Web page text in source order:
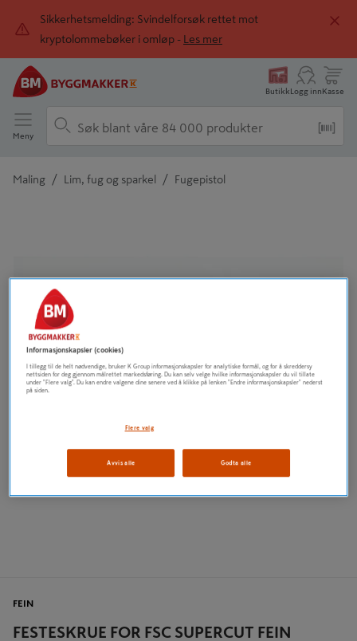
Sikkerhetsmelding: Svindelforsøk rettet mot
kryptolommebøker i omløp -
Les mer
ButikkLogg innKasse
Meny
Maling / Lim, fug og sparkel / Fugepistol
FESTESKRUE FOR FSC SUPERCUT FEIN
FEIN
Informasjonskapsler (cookies)
I tillegg til de helt nødvendige, bruker K Group informasjonskapsler for analytiske formål, og for å skreddersy
nettsiden for deg gjennom målrettet markedsføring. Du kan selv velge hvilke informasjonskapsler du vil tillate
under "Flere valg". Du kan endre valgene dine senere ved å klikke på lenken "Endre informasjonskapsler" nederst
på siden.
Flere valg
Avvis alle Godta alle